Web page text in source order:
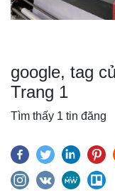
google, tag
Trang 1
Tìm thấy 1 tin đăng